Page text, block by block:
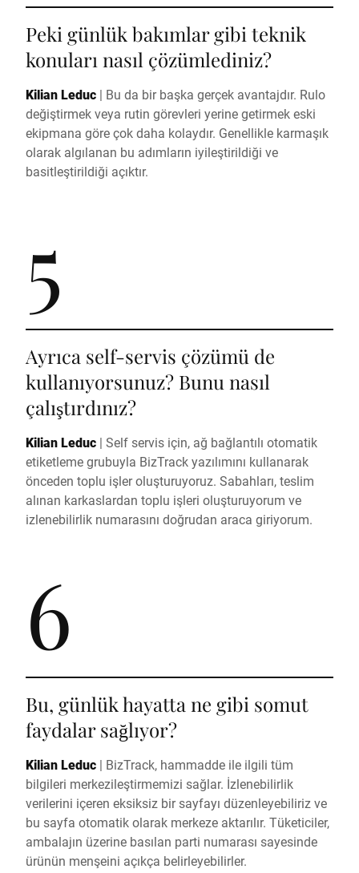
Peki günlük bakımlar gibi teknik
konuları nasıl çözümlediniz?
Kilian Leduc | Bu da bir başka gerçek avantajdır. Rulo
değiştirmek veya rutin görevleri yerine getirmek eski
ekipmana göre çok daha kolaydır. Genellikle karmaşık
olarak algılanan bu adımların iyileştirildiği ve
basitleştirildiği açıktır.
5
Ayrıca self-servis çözümü de
kullanıyorsunuz? Bunu nasıl
çalıştırdınız?
Kilian Leduc | Self servis için, ağ bağlantılı otomatik
etiketleme grubuyla BizTrack yazılımını kullanarak
önceden toplu işler oluşturuyoruz. Sabahları, teslim
alınan karkaslardan toplu işleri oluşturuyorum ve
izlenebilirlik numarasını doğrudan araca giriyorum.
6
Bu, günlük hayatta ne gibi somut
faydalar sağlıyor?
Kilian Leduc | BizTrack, hammadde ile ilgili tüm
bilgileri merkezileştirmemizi sağlar. İzlenebilirlik
verilerini içeren eksiksiz bir sayfayı düzenleyebiliriz ve
bu sayfa otomatik olarak merkeze aktarılır. Tüketiciler,
ambalajın üzerine basılan parti numarası sayesinde
ürünün menşeini açıkça belirleyebilirler.